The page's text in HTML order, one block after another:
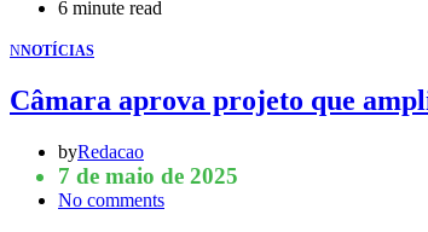
6 minute read
NNOTÍCIAS
Câmara aprova projeto que
byRedacao
7 de maio de 2025
No comments